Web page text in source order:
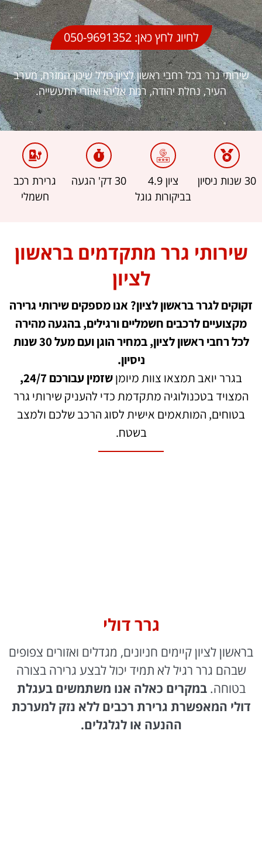
לחיוג לחץ כאן: 050-9691352
שירותי גרר בכל רחבי ראשון לציון כולל שיכון המזרח, מערב
העיר, נחלת יהודה, רמת אליהו ואזורי התעשייה.
30 שנות ניסיון
ציון 4.9
בביקורות גוגל
30 דק' הגעה
גרירת רכב
חשמלי
שירותי גרר מתקדמים בראשון
לציון
זקוקים לגרר בראשון לציון? אנו מספקים שירותי גרירה
מקצועיים לרכבים חשמליים ורגילים, בהגעה מהירה
לכל רחבי ראשון לציון, במחיר הוגן ועם מעל 30 שנות
ניסיון.
בגרר יואב תמצאו צוות מיומןשזמין עבורכם 24/7,
המצויד בטכנולוגיה מתקדמת כדי להעניק שירותי גרר
בטוחים, המותאמים אישית לסוג הרכב שלכם ולמצב
בשטח.
גרר דולי
בראשון לציון קיימים חניונים, מגדלים ואזורים צפופים
שבהם גרר רגיל לא תמיד יכול לבצע גרירה בצורה
בטוחה.במקרים כאלה אנו משתמשים בעגלת
דולי המאפשרת גרירת רכבים ללא נזק למערכת
ההנעה או לגלגלים.